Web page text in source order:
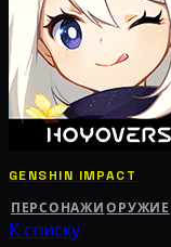
GENSHIN IMPACT
ПЕРСОНАЖИ ОРУЖИЕ
К списку